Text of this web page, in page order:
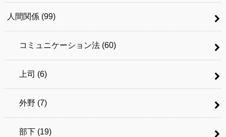
人間関係 (99)
コミュニケーション法 (60)
上司 (6)
外野 (7)
部下 (19)